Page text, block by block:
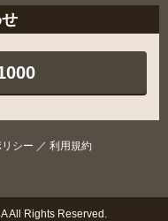
シー ／ 利用規約
All Rights Reserved.